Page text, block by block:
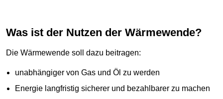
Was ist der Nutzen der Wärmewende?
Die Wärmewende soll dazu beitragen:
unabhängiger von Gas und Öl zu werden
Energie langfristig sicherer und bezahlbarer zu machen